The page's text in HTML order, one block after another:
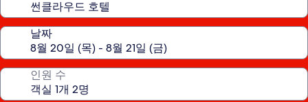
날짜
인원 수